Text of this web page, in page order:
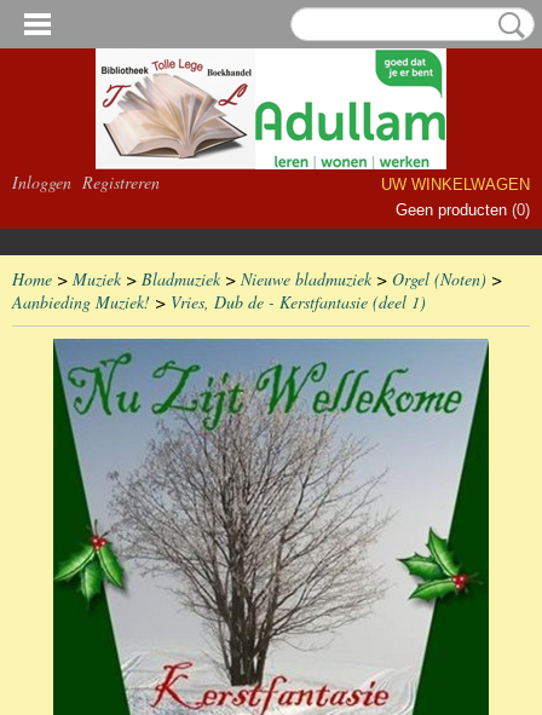
Inloggen Registreren
UW WINKELWAGEN
Geen producten (0)
Home > Muziek> Bladmuziek> Nieuwe bladmuziek> Orgel (Noten) >
Aanbieding Muziek! > Vries, Dub de - Kerstfantasie (deel 1)